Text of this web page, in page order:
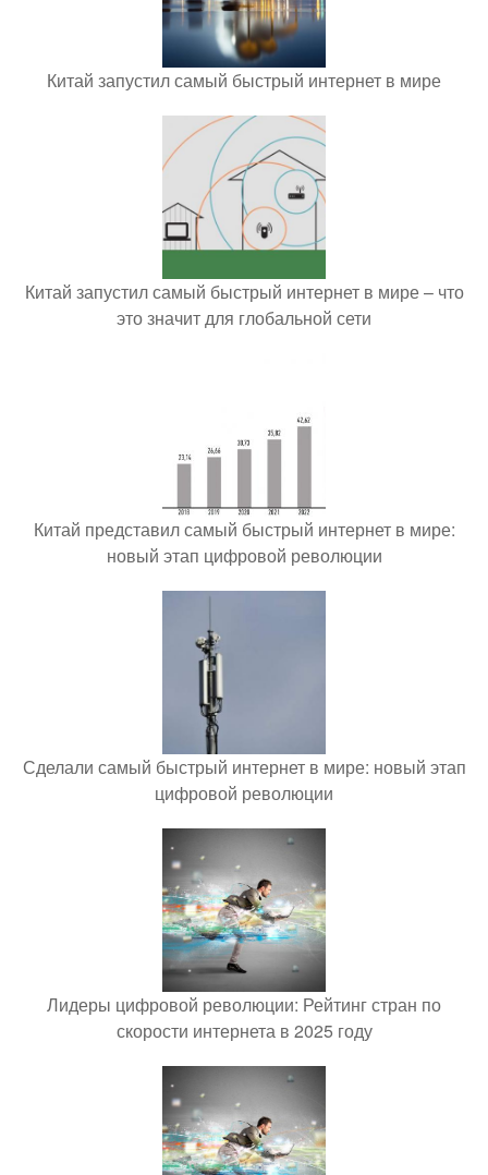
Китай запустил самый быстрый интернет в мире
Китай запустил самый быстрый интернет в мире – что
это значит для глобальной сети
Китай представил самый быстрый интернет в мире:
новый этап цифровой революции
Сделали самый быстрый интернет в мире: новый этап
цифровой революции
Лидеры цифровой революции: Рейтинг стран по
скорости интернета в 2025 году